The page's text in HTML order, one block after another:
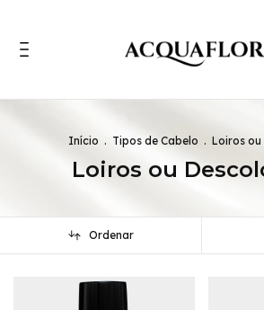
Início . Tipos de Cabelo . Loiros
Loiros ou
Ordenar